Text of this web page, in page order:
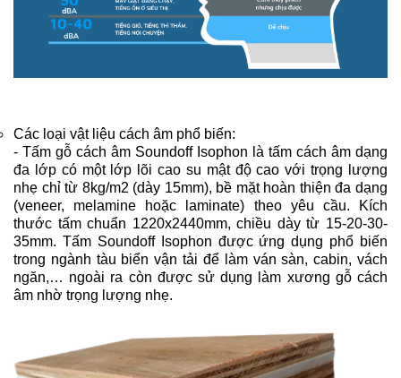
Các loại vật liệu cách âm phổ biến:
​​​​​- Tấm gỗ cách âm Soundoff Isophon là tấm cách âm dạng
đa lớp có một lớp lõi cao su mật độ cao với trọng lượng
nhẹ chỉ từ 8kg/m2 (dày 15mm), bề mặt hoàn thiện đa dạng
(veneer, melamine hoặc laminate) theo yêu cầu. Kích
thước tấm chuẩn 1220x2440mm, chiều dày từ 15-20-30-
35mm. Tấm Soundoff Isophon được ứng dụng phổ biến
trong ngành tàu biển vận tải để làm ván sàn, cabin, vách
ngăn,… ngoài ra còn được sử dụng làm xương gỗ cách
âm nhờ trọng lượng nhẹ.